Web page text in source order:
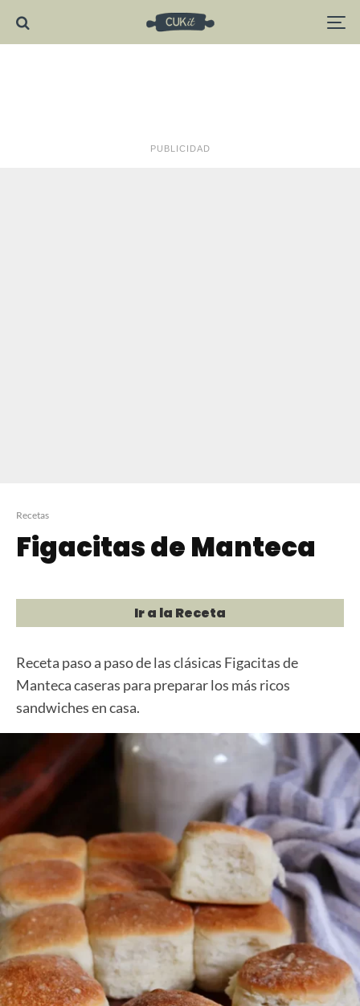
PUBLICIDAD
Recetas
Figacitas de Manteca
Ir a la Receta
Receta paso a paso de las clásicas Figacitas de
Manteca caseras para preparar los más ricos
sandwiches en casa.